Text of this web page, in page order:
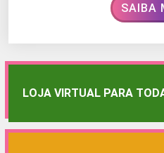
SAIBA
LOJA VIRTUAL PARA